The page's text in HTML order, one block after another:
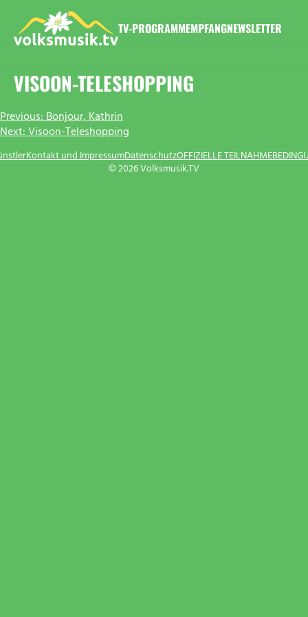
Inhalt
springen
TV-PROGRAMMEMPFANGNEWSLETTER
VISOON-TELESHOPPING
BEITRAGSNAVIGATION
Previous:Bonjour, Kathrin
Next:Visoon-Teleshopping
© 2026 Volksmusik.TV
Kontakt und ImpressumDatenschutzOFFIZIELLE